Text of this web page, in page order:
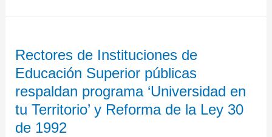
Rectores de Instituciones de
Educación Superior públicas
respaldan programa ‘Universidad en
tu Territorio’ y Reforma de la Ley 30
de 1992
de
Instituciones
de
Educación
Superior